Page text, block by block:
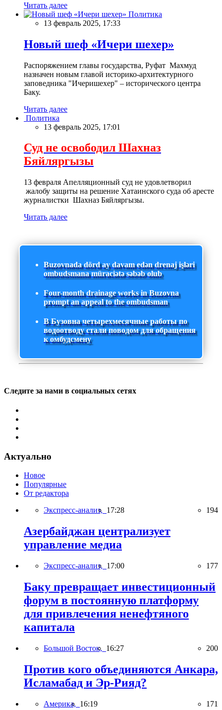
Читать далее
Политика
13 февраль 2025, 17:33
Новый шеф «Ичери шехер»
Распоряжением главы государства, Руфат Махмуд
назначен новым главой историко-архитектурного
заповедника "Ичеришехер" – исторического центра
Баку.
Читать далее
Политика
13 февраль 2025, 17:01
Суд не освободил Шахназ
Бяйляргызы
13 февраля Апелляционный суд не удовлетворил
жалобу защиты на решение Хатаинского суда об аресте
журналистки Шахназ Бяйляргызы.
Читать далее
Buzovnada dörd ay davam edən drenaj işləri
ombudsmana müraciətə səbəb olub
Four-month drainage works in Buzovna
prompt an appeal to the ombudsman
В Бузовна четырехмесячные работы по
водоотводу стали поводом для обращения
к омбудсмену
Следите за нами в социальных сетях
Актуально
Новое
Популярные
От редактора
Экспресс-анализ, 17:28 194
Азербайджан централизует
управление медиа
Экспресс-анализ, 17:00 177
Баку превращает инвестиционный
форум в постоянную платформу
для привлечения ненефтяного
капитала
Большой Восток, 16:27 200
Против кого объединяются Анкара,
Исламабад и Эр-Рияд?
Америка, 16:19 171